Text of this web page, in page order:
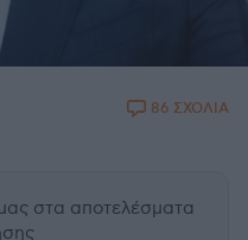
86 ΣΧΟΛΙΑ
στα αποτελέσματα